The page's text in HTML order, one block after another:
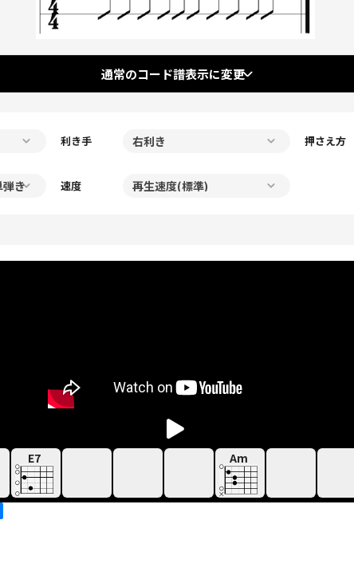
通常のコード譜表示に変更
利き手 押さえ方
速度
E7 Am